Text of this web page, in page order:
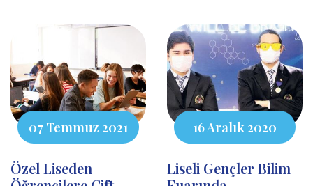
07 Temmuz 2021
Özel Liseden
16 Aralık 2020
Liseli Gençler Bilim